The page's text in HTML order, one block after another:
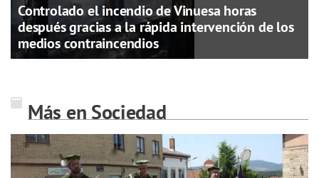
Controlado el incendio de Vinuesa horas
después gracias a la rápida intervención de los
medios contraincendios
Más en Sociedad